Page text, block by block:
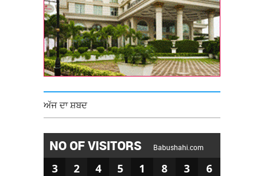
ਅੱਜ ਦਾ ਸ਼ਬਦ
NO OF VISITORS Babushahi.com
3 2 4 5 1 8 3 6